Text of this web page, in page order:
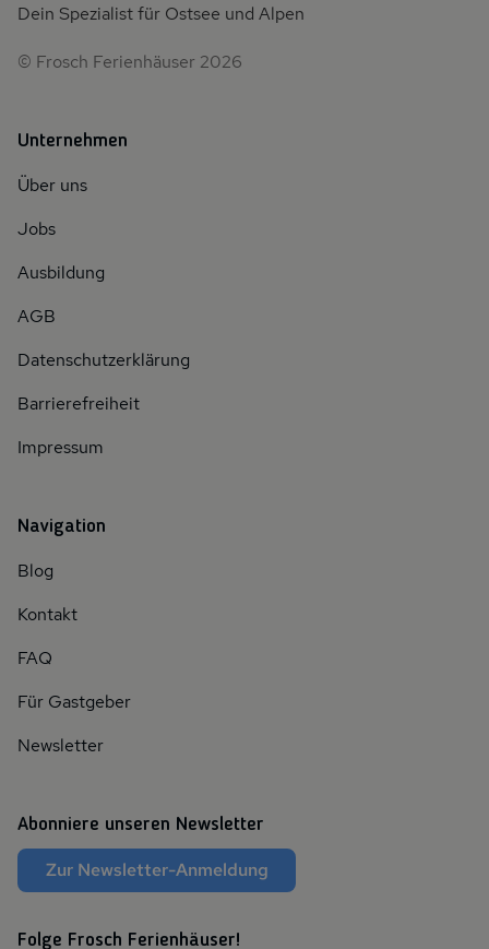
Dein Spezialist für Ostsee und Alpen
© Frosch Ferienhäuser 2026
Unternehmen
Über uns
Jobs
Ausbildung
AGB
Datenschutzerklärung
Barrierefreiheit
Impressum
Navigation
Blog
Kontakt
FAQ
Für Gastgeber
Newsletter
Abonniere unseren Newsletter
Zur Newsletter-Anmeldung
Folge Frosch Ferienhäuser!